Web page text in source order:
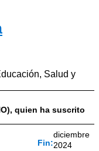
, Salud y
quien ha suscrito
Fin:
diciembre
2024